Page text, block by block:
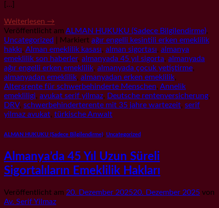
[…]
Weiterlesen →
Veröffentlicht am ALMAN HUKUKU (Sadece Bilgilendirme),
Uncategorized
Markiert ağır engelli kesintili erken emeklilik
hakkı, Alman emeklilik kasası, alman sigortası, almanya
emeklilik son haberler, almanyada 45 yıl sigorta, almanyada
ağır engelli erken emeklilik, almanyada çocuk yetiştirme,
almanyadan emeklilik, almanyadan erken emeklilik,
Altersrente für schwerbehinderte Menschen, Annelik
emekliligi, avukat serif yilmaz, Deutsche rentenversicherung,
DRV, schwerbehinderterente mit 35 jahre wartezeit, serif
yilmaz avukat, türkische Anwalt
ALMAN HUKUKU (Sadece Bilgilendirme) Uncategorized
Almanya’da 45 Yıl Uzun Süreli
Sigortalıların Emeklilik Hakları
Veröffentlicht am 20. Dezember 202520. Dezember 2025 von
Av. Serif Yilmaz